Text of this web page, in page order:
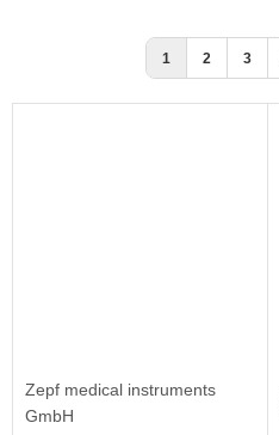
1 2 3
Zepf medical instruments
GmbH